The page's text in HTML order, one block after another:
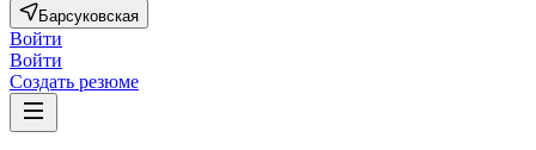
Барсуковская
Войти
Войти
Создать резюме